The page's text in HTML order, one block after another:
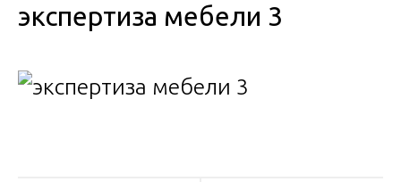
экспертиза мебели 3